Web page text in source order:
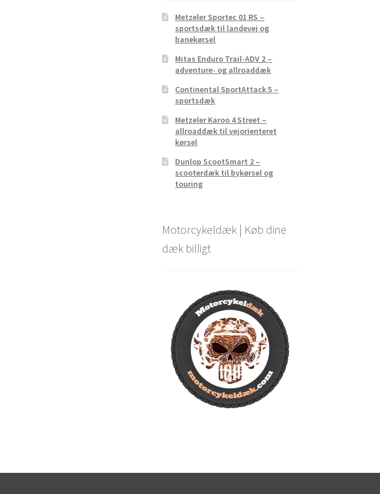
Metzeler Sportec 01 RS –
sportsdæk til landevej og
banekørsel
Mitas Enduro Trail-ADV 2 –
adventure- og allroaddæk
Continental SportAttack 5 –
sportsdæk
Metzeler Karoo 4 Street –
allroaddæk til vejorienteret
kørsel
Dunlop ScootSmart 2 –
scooterdæk til bykørsel og
touring
Motorcykeldæk | Køb dine
dæk billigt